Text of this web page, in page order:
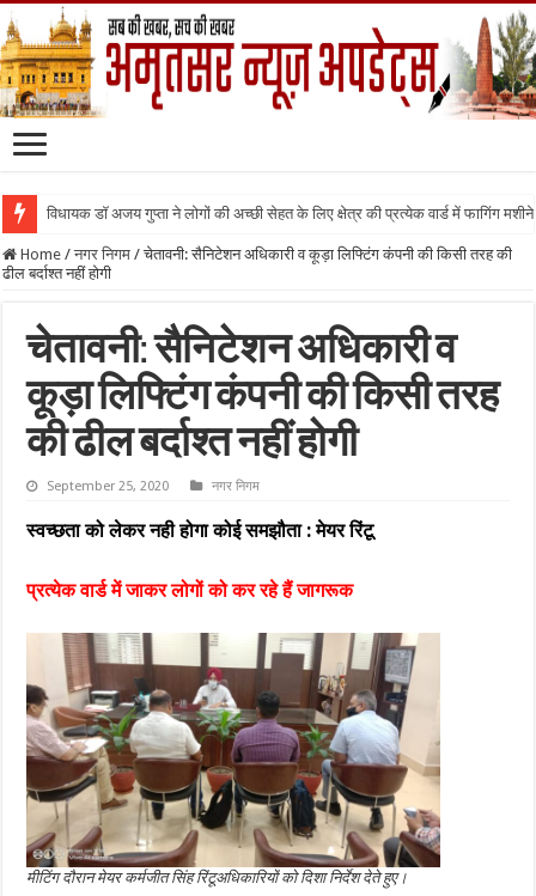
विधायक डॉ अजय गुप्ता ने लोगों की अच्छी सेहत के लिए क्षेत्र की प्रत्येक वार्ड में फागिंग मशीने
Home / नगर निगम / चेतावनी: सैनिटेशन अधिकारी व कूड़ा लिफ्टिंग कंपनी की किसी तरह की
ढील बर्दाश्त नहीं होगी
चेतावनी: सैनिटेशन अधिकारी व
कूड़ा लिफ्टिंग कंपनी की किसी तरह
की ढील बर्दाश्त नहीं होगी
September 25, 2020 नगर निगम
स्वच्छता को लेकर नही होगा कोई समझौता : मेयर रिंटू
प्रत्येक वार्ड में जाकर लोगों को कर रहे हैं जागरूक
मीटिंग दौरान मेयर कर्मजीत सिंह रिंटूअधिकारियों को दिशा निर्देश देते हुए।